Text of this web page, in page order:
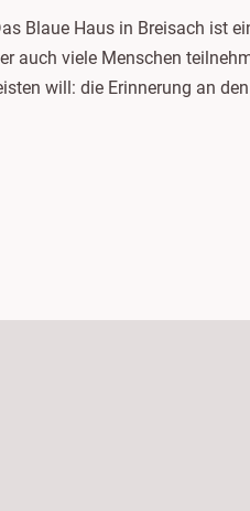
Blaue Haus in Breisach ist
auch viele Menschen
will: die Erinnerung an